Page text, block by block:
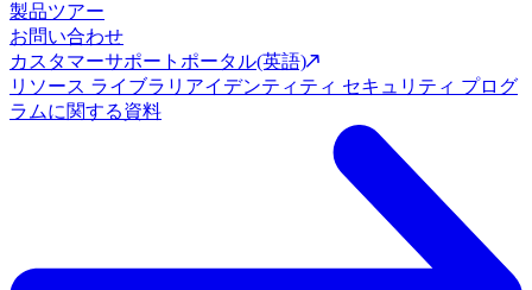
製品ツアー
お問い合わせ
カスタマーサポートポータル(英語)
リソース ライブラリ アイデンティティ セキュリティ プログ
ラムに関する資料